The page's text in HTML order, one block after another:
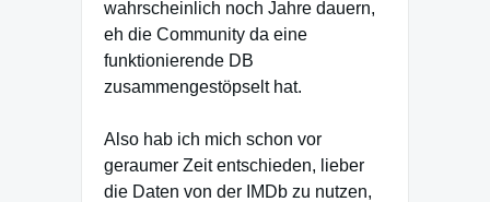
wahrscheinlich noch Jahre dauern,
eh die Community da eine
funktionierende DB
zusammengestöpselt hat.
Also hab ich mich schon vor
geraumer Zeit entschieden, lieber
die Daten von der IMDb zu nutzen,